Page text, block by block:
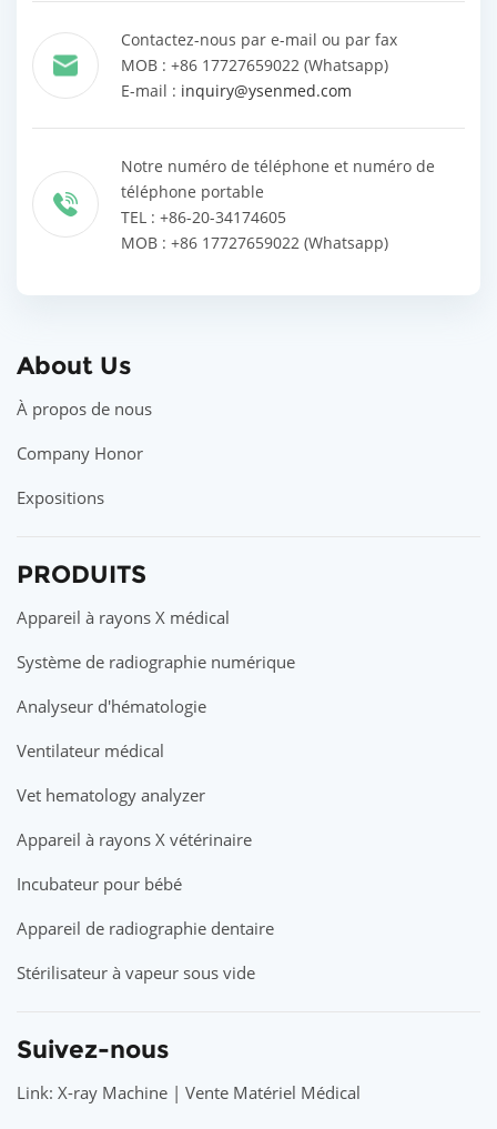
Contactez-nous par e-mail ou par fax
MOB : +86 17727659022 (Whatsapp)
E-mail : inquiry@ysenmed.com
Notre numéro de téléphone et numéro de
téléphone portable
TEL : +86-20-34174605
MOB : +86 17727659022 (Whatsapp)
About Us
À propos de nous
Company Honor
Expositions
PRODUITS
Appareil à rayons X médical
Système de radiographie numérique
Analyseur d'hématologie
Ventilateur médical
Vet hematology analyzer
Appareil à rayons X vétérinaire
Incubateur pour bébé
Appareil de radiographie dentaire
Stérilisateur à vapeur sous vide
Suivez-nous
Link: X-ray Machine | Vente Matériel Médical